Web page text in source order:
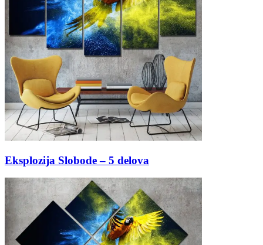
Eksplozija Slobode – 5 delova